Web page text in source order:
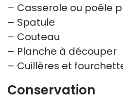
– Casserole ou poêle
– Spatule
– Couteau
– Planche à découper
– Cuillères et
Conservation